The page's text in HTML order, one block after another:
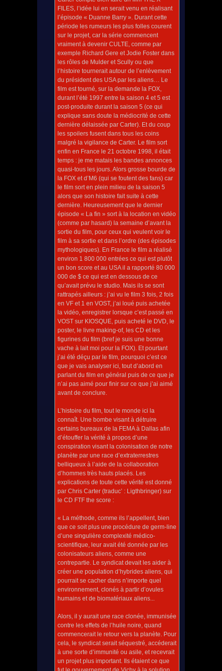
FILES, l’idée lui en serait venu en réalisant
l’épisode « Duanne Barry ». Durant cette
période les rumeurs les plus folles courent
sur le projet, car la série commencent
vraiment à devenir CULTE, comme par
exemple Richard Gere et Jodie Foster dans
les rôles de Mulder et Scully ou que
l’histoire tournerait autour de l’enlèvement
du président des USA par les aliens… Le
film est tourné, sur la demande la FOX,
durant l’été 1997 entre la saison 4 et 5 est
post-produite durant la saison 5 (ce qui
explique sans doute la médiocrité de cette
dernière délaissée par Carter). Et du coup
les spoilers fusent dans tous les coins
malgré la vigilance de Carter. Le film sort
enfin en France le 21 octobre 1998, il était
temps : je me matais les bandes annonces
quasi-tous les jours. Alors grosse bourde de
la FOX et d’M6 (qui se foutent des fans) car
le film sort en plein milieu de la saison 5
alors que son histoire fait suite à cette
dernière. Heureusement que le dernier
épisode « La fin » sort à la location en vidéo
(comme par hasard) la semaine d’avant la
sortie du film, pour ceux qui veulent voir le
film à sa sortie et dans l’ordre (des épisodes
mythologiques). En France le film a réalisé
environ 1 800 000 entrées ce qui est plutôt
un bon score et au USA il a rapporté 80 000
000 de $ ce qui est en dessous de ce
qu’avait prévu le studio. Mais ils se sont
rattrapés ailleurs : j’ai vu le film 3 fois, 2 fois
en VF et 1 en VOST, j’ai loué puis achetée
la vidéo, enregistrer lorsque c’est passé en
VOST sur KIOSQUE, puis acheté le DVD, le
poster, le livre making-of, les CD et les
figurines du film (bref je suis une bonne
vache à lait moi pour la FOX). Et pourtant
j’ai été déçu par le film, pourquoi c’est ce
que je vais analyser ici, tout d’abord en
parlant du film en général puis de ce que je
n’ai pas aimé pour finir sur ce que j’ai aimé
avant de conclure.
L’histoire du film, tout le monde ici la
connaît. Une bombe visant à détruire
certains bureaux de la FEMA à Dallas afin
d’étouffer la vérité à propos d’une
conspiration visant la colonisation de notre
planète par une race d’extraterrestres
belliqueux à l’aide de la collaboration
d’hommes très hauts placés. Les
explications de toute cette vérité est donné
par Chris Carter (traduc’ : Ligthbringer) sur
le CD FTF the score :
« La méthode, comme ils l’appellent, bien
que ce soit plus une procédure de germ-line
d’une singulière complexité médico-
scientifique, leur avait été donnée par les
colonisateurs aliens, comme une
contrepartie. Le syndicat devait les aider à
créer une population d’hybrides aliens, qui
pourrait se cacher dans n’importe quel
environnement, clonés à partir d’ovules
humains et de biomatériaux aliens...
Alors, il y aurait une race clonée, immunisée
contre les effets de l’huile noire, quand
commencerait le retour vers la planète. Pour
cela, le syndicat serait séquestré, accéderait
à une sorte d’immunité ou asile, et recevrait
un projet plus important. Ils étaient ce que